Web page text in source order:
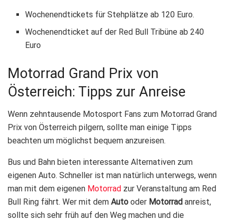
Wochenendtickets für Stehplätze ab 120 Euro.
Wochenendticket auf der Red Bull Tribüne ab 240
Euro
Motorrad Grand Prix von
Österreich: Tipps zur Anreise
Wenn zehntausende Motosport Fans zum Motorrad Grand
Prix von Österreich pilgern, sollte man einige Tipps
beachten um möglichst bequem anzureisen.
Bus und Bahn bieten interessante Alternativen zum
eigenen Auto. Schneller ist man natürlich unterwegs, wenn
man mit dem eigenen Motorrad zur Veranstaltung am Red
Bull Ring fährt. Wer mit dem Auto oder Motorrad anreist,
sollte sich sehr früh auf den Weg machen und die